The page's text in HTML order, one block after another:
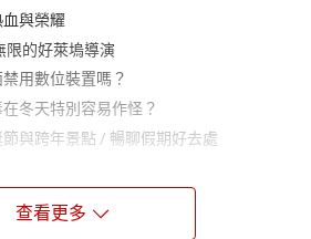
與榮耀
限的好萊塢導演
用數位裝置嗎？
冬天特別容易作怪？
與跨年景點 / 暢聊假期好去處
六招保障你的安全
查看更多